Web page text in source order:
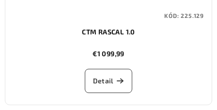
CTM RASCAL 1.0
€1 099,99
Detail
KÓD:225.129